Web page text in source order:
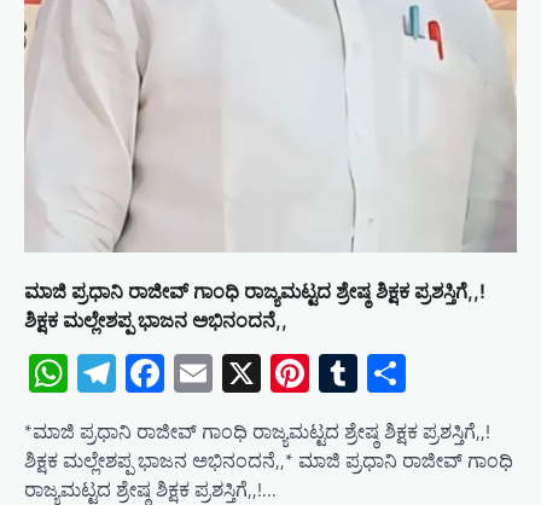
ಮಾಜಿ ಪ್ರಧಾನಿ ರಾಜೀವ್ ಗಾಂಧಿ ರಾಜ್ಯಮಟ್ಟದ ಶ್ರೇಷ್ಠ ಶಿಕ್ಷಕ ಪ್ರಶಸ್ತಿಗೆ,,!
ಶಿಕ್ಷಕ ಮಲ್ಲೇಶಪ್ಪ ಭಾಜನ ಅಭಿನಂದನೆ,,
WhatsApp
Telegram
Facebook
Email
X Pinterest
Tumblr
*ಮಾಜಿ ಪ್ರಧಾನಿ ರಾಜೀವ್ ಗಾಂಧಿ ರಾಜ್ಯಮಟ್ಟದ ಶ್ರೇಷ್ಠ ಶಿಕ್ಷಕ ಪ್ರಶಸ್ತಿಗೆ,,!
ಶಿಕ್ಷಕ ಮಲ್ಲೇಶಪ್ಪ ಭಾಜನ ಅಭಿನಂದನೆ,,* ಮಾಜಿ ಪ್ರಧಾನಿ ರಾಜೀವ್ ಗಾಂಧಿ
ರಾಜ್ಯಮಟ್ಟದ ಶ್ರೇಷ್ಠ ಶಿಕ್ಷಕ ಪ್ರಶಸ್ತಿಗೆ,,!…